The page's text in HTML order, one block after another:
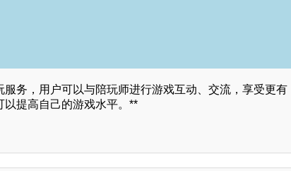
服务，用户可以与陪玩师进行游戏互动、交流，享受更有
以提高自己的游戏水平。**